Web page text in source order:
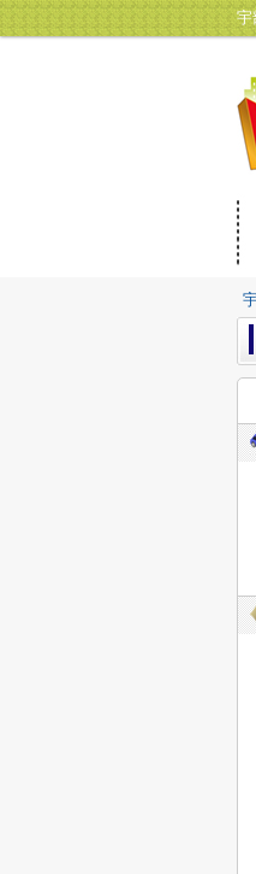
宇